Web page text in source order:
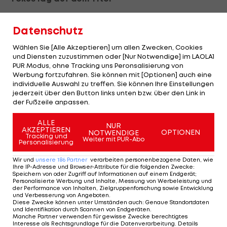
bejubelte, wusste der knapp geschlagene Lakata
nicht so recht, ob er sich mehr über Silber freuen
oder über den knapp verpassten Sieg ärgern
sollte.
"Irgendwie ist es schade, aber irgendwie muss ich
echt zufrieden, aber daheim wieder Zweiter zu
werden, ist schon hart. Der Fokus lag schon auf
dem Titel", sagte Europameister Lakata, der
betonte, dass er mit der Medaille sein Ziel aber
auf jeden Fall erreicht habe.
Im Damenrennen über 85 km diktierte Dahle
Flesjaa von Beginn an das Tempo. Die 40-jährige
Datenschutz
Wählen Sie [Alle Akzeptieren] um allen Zwecken, Cookies
und Diensten zuzustimmen oder [Nur Notwendige] im LAOLA1
PUR Modus, ohne Tracking uns Peronsalisierung von
Werbung fortzufahren. Sie können mit [Optionen] auch eine
individuelle Auswahl zu treffen. Sie können Ihre Einstellungen
jederzeit über den Button links unten bzw. über den Link in
der Fußzeile anpassen.
ALLE
AKZEPTIEREN
Tracking und
Personalisierung
NUR
NOTWENDIGE
Weiter mit PUR-Abo
OPTIONEN
Wir und unsere 186 Partner verarbeiten personenbezogene Daten, wie
Ihre IP-Adresse und Browser-Attribute für die folgenden Zwecke:
Speichern von oder Zugriff auf Informationen auf einem Endgerät;
Personalisierte Werbung und Inhalte, Messung von Werbeleistung und
der Performance von Inhalten, Zielgruppenforschung sowie Entwicklung
und Verbesserung von Angeboten.
Diese Zwecke können unter Umständen auch: Genaue Standortdaten
und Identifikation durch Scannen von Endgeräten.
Manche Partner verwenden für gewisse Zwecke berechtigtes
Interesse als Rechtsgrundlage für die Datenverarbeitung. Details